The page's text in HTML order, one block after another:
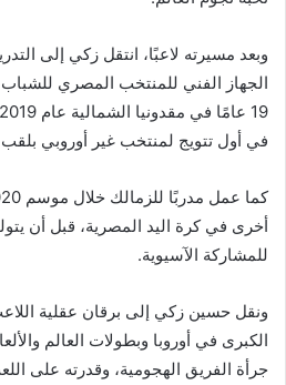
وبعد مسيرته لاعبًا، انتقل زكي إلى
الجهاز الفني للمنتخب المصري
في أول تتويج لمنتخب غير أوروبي بلقب
أخرى في كرة اليد المصرية، قبل أن
للمشاركة الآسيوية.
ونقل حسين زكي إلى برقان عقلية
الكبرى في أوروبا وبطولات العالم
جرأة الفريق الهجومية، وقدرته على